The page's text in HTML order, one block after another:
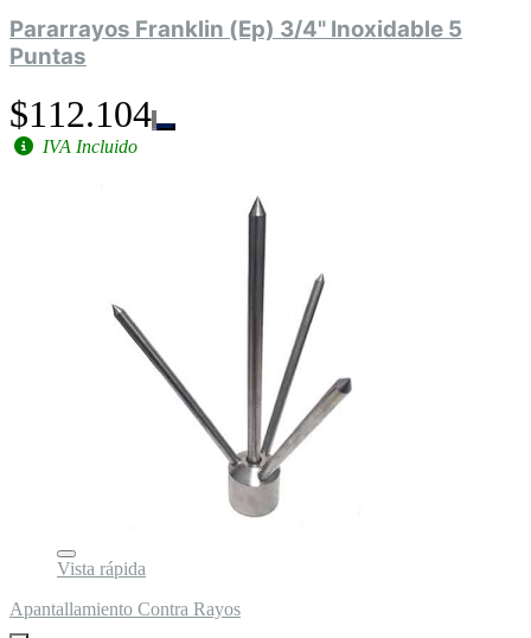
Pararrayos Franklin (Ep) 3/4" Inoxidable 5
Puntas
$112.104
IVA Incluido
Vista rápida
Apantallamiento Contra Rayos